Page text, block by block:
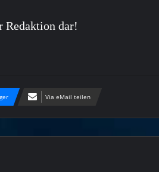
Redaktion dar!
Via eMail teilen